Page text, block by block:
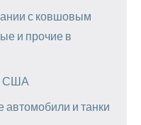
с ковшовым
и прочие в
США
и танки